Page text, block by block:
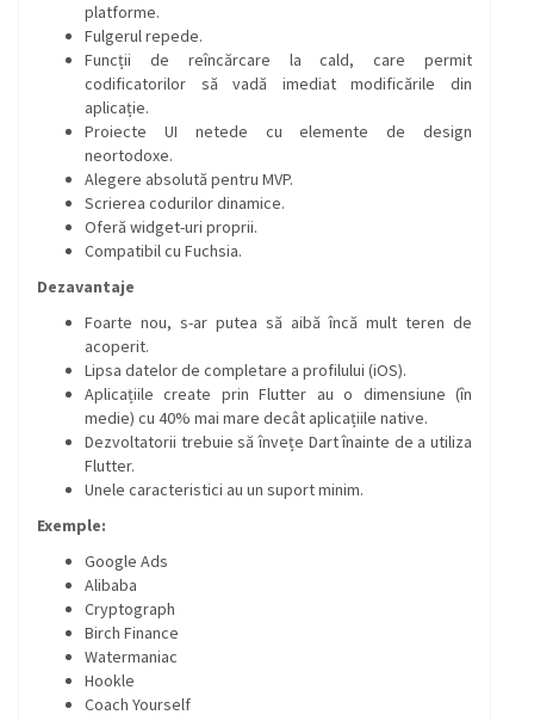
platforme.
Fulgerul repede.
Funcții de reîncărcare la cald, care permit
codificatorilor să vadă imediat modificările din
aplicație.
Proiecte UI netede cu elemente de design
neortodoxe.
Alegere absolută pentru MVP.
Scrierea codurilor dinamice.
Oferă widget-uri proprii.
Compatibil cu Fuchsia.
Dezavantaje
Foarte nou, s-ar putea să aibă încă mult teren de
acoperit.
Lipsa datelor de completare a profilului (iOS).
Aplicațiile create prin Flutter au o dimensiune (în
medie) cu 40% mai mare decât aplicațiile native.
Dezvoltatorii trebuie să învețe Dart înainte de a utiliza
Flutter.
Unele caracteristici au un suport minim.
Exemple:
Google Ads
Alibaba
Cryptograph
Birch Finance
Watermaniac
Hookle
Coach Yourself